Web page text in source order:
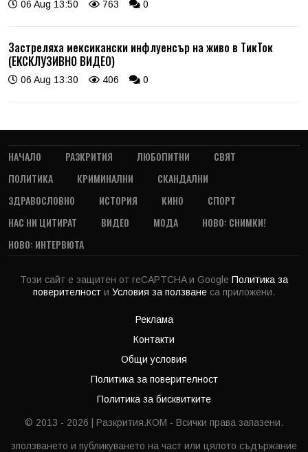
06 Aug 13:50 763 0
Застреляха мексикански инфлуенсър на живо в ТикТок
(ЕКСКЛУЗИВНО ВИДЕО)
06 Aug 13:30 406 0
НАЧАЛО РАЗКРИТИЯ ЛЮБОПИТНИ
СВЯТ
ПОЛИТИКА
КРИМИНАЛНИ
СКАНДАЛНИ
ЗДРАВОСЛОВНО
ИСТОРИЯ КИНО
СПОРТ
НАС НИ ЦИТИРАТ
ВИДЕО МОДА
НОВО: СНИМКИ!
НОВО: ИНТЕРВЮТА
Този сайт е защитен от reCAPTCHA и Google Политика за
поверителност и Условия за ползване са приложени.
Реклама
Контакти
Общи условия
Политика за поверителност
Политика за бисквитките
© 2013 - 2026 | Разкрития.КОМ - Всички права запазени.
зползването и публикуването на част или цялото съдържание